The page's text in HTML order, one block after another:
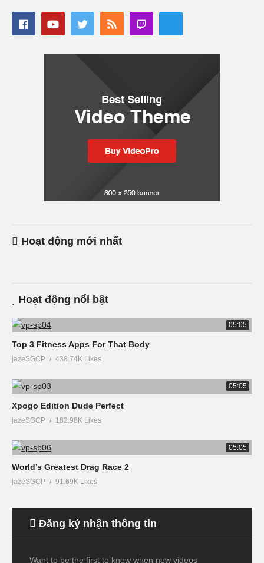
Hoạt động mới nhất
Hoạt động nổi bật
05:05
Top 3 Fitness Apps For That Body
jazeSGCP 438.74K Likes
05:05
Xpogo Edition Dude Perfect
jazeSGCP 182.98K Likes
05:05
World’s Greatest Drag Race 2
jazeSGCP 91.69K Likes
Đăng ký nhận thông tin
Want to be the first to know when new videos